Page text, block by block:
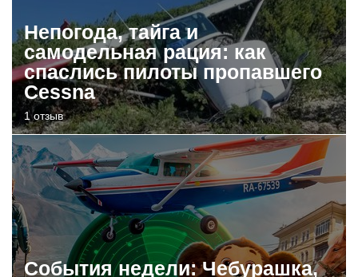
Непогода, тайга и
самодельная рация: как
спаслись пилоты пропавшего
Cessna
1 отзыв
События недели: Чебурашка,